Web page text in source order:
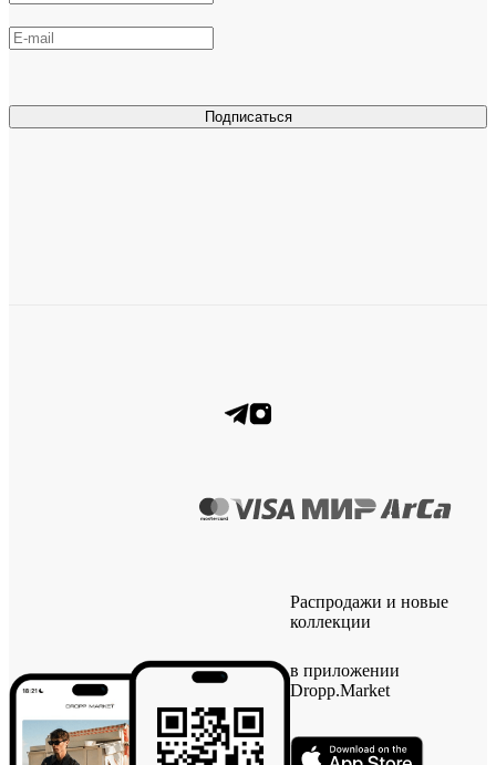
Подписаться
Распродажи и новые
коллекции
в приложении
Dropp.Market